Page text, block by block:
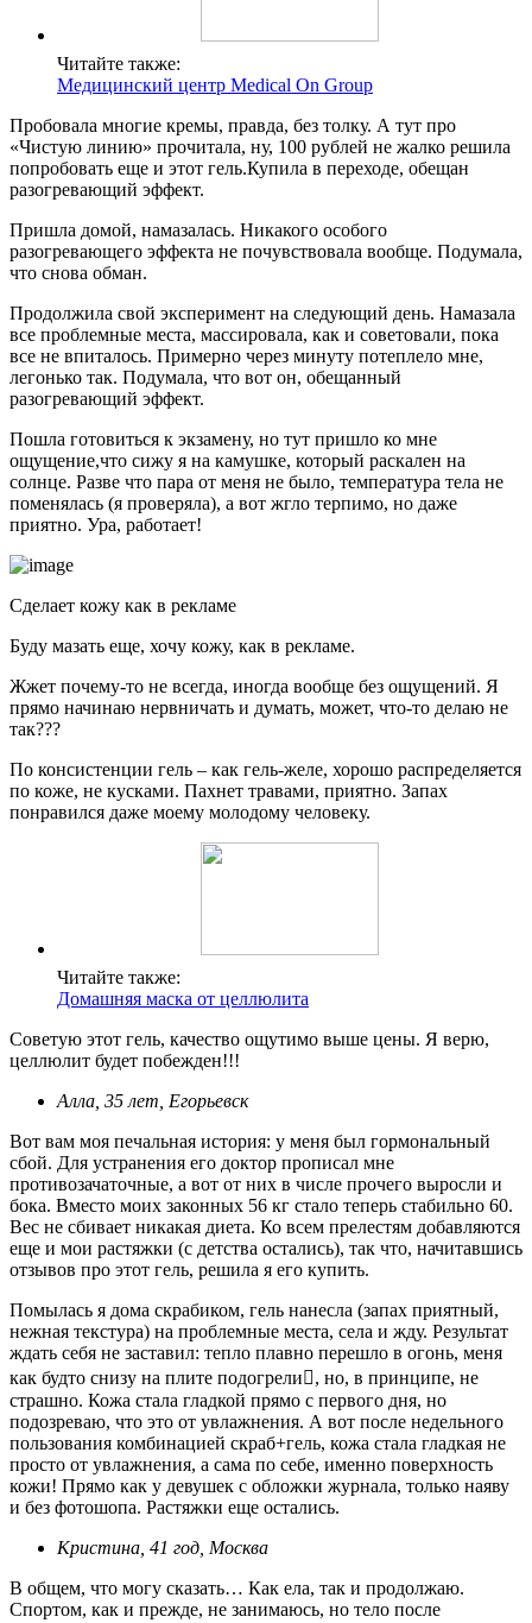
Читайте также:
Медицинский центр Medical On Group
Пробовала многие кремы, правда, без толку. А тут про
«Чистую линию» прочитала, ну, 100 рублей не жалко решила
попробовать еще и этот гель.Купила в переходе, обещан
разогревающий эффект.
Пришла домой, намазалась. Никакого особого
разогревающего эффекта не почувствовала вообще. Подумала,
что снова обман.
Продолжила свой эксперимент на следующий день. Намазала
все проблемные места, массировала, как и советовали, пока
все не впиталось. Примерно через минуту потеплело мне,
легонько так. Подумала, что вот он, обещанный
разогревающий эффект.
Пошла готовиться к экзамену, но тут пришло ко мне
ощущение,что сижу я на камушке, который раскален на
солнце. Разве что пара от меня не было, температура тела не
поменялась (я проверяла), а вот жгло терпимо, но даже
приятно. Ура, работает!
Сделает кожу как в рекламе
Буду мазать еще, хочу кожу, как в рекламе.
Жжет почему-то не всегда, иногда вообще без ощущений. Я
прямо начинаю нервничать и думать, может, что-то делаю не
так???
По консистенции гель – как гель-желе, хорошо распределяется
по коже, не кусками. Пахнет травами, приятно. Запах
понравился даже моему молодому человеку.
Читайте также:
Домашняя маска от целлюлита
Советую этот гель, качество ощутимо выше цены. Я верю,
целлюлит будет побежден!!!
Алла, 35 лет, Егорьевск
Вот вам моя печальная история: у меня был гормональный
сбой. Для устранения его доктор прописал мне
противозачаточные, а вот от них в числе прочего выросли и
бока. Вместо моих законных 56 кг стало теперь стабильно 60.
Вес не сбивает никакая диета. Ко всем прелестям добавляются
еще и мои растяжки (с детства остались), так что, начитавшись
отзывов про этот гель, решила я его купить.
Помылась я дома скрабиком, гель нанесла (запах приятный,
нежная текстура) на проблемные места, села и жду. Результат
ждать себя не заставил: тепло плавно перешло в огонь, меня
как будто снизу на плите подогрели, но, в принципе, не
страшно. Кожа стала гладкой прямо с первого дня, но
подозреваю, что это от увлажнения. А вот после недельного
пользования комбинацией скраб+гель, кожа стала гладкая не
просто от увлажнения, а сама по себе, именно поверхность
кожи! Прямо как у девушек с обложки журнала, только наяву
и без фотошопа. Растяжки еще остались.
Кристина, 41 год, Москва
В общем, что могу сказать… Как ела, так и продолжаю.
Спортом, как и прежде, не занимаюсь, но тело после